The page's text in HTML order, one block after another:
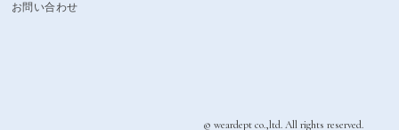
お問い合わせ
© weardept co.,ltd. All rights reserved.